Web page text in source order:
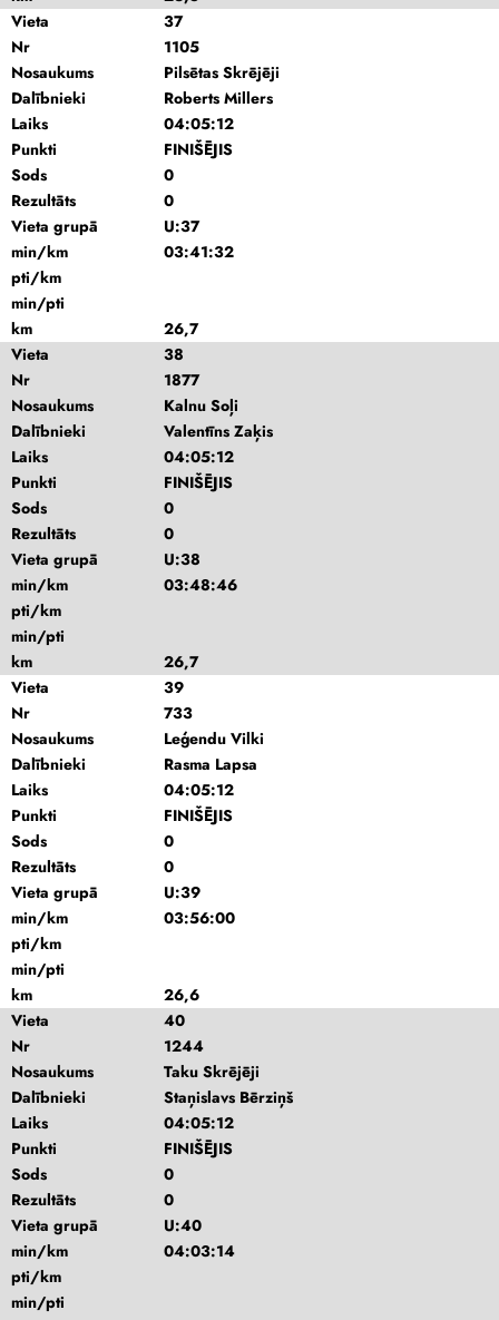
Vieta
37
Nr
1105
Nosaukums
Pilsētas Skrējēji
Dalībnieki
Roberts Millers
Laiks
04:05:12
Punkti
FINIŠĒJIS
Sods
0
Rezultāts
0
Vieta grupā
U:37
min/km
03:41:32
pti/km
min/pti
km
26,7
Vieta
38
Nr
1877
Nosaukums
Kalnu Soļi
Dalībnieki
Valentīns Zaķis
Laiks
04:05:12
Punkti
FINIŠĒJIS
Sods
0
Rezultāts
0
Vieta grupā
U:38
min/km
03:48:46
pti/km
min/pti
km
26,7
Vieta
39
Nr
733
Nosaukums
Leģendu Vilki
Dalībnieki
Rasma Lapsa
Laiks
04:05:12
Punkti
FINIŠĒJIS
Sods
0
Rezultāts
0
Vieta grupā
U:39
min/km
03:56:00
pti/km
min/pti
km
26,6
Vieta
40
Nr
1244
Nosaukums
Taku Skrējēji
Dalībnieki
Staņislavs Bērziņš
Laiks
04:05:12
Punkti
FINIŠĒJIS
Sods
0
Rezultāts
0
Vieta grupā
U:40
min/km
04:03:14
pti/km
min/pti